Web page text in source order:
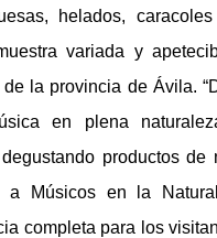
helados,
variada y
de la provincia de Ávila.
en plena
productos de
a Músicos en la
completa para los